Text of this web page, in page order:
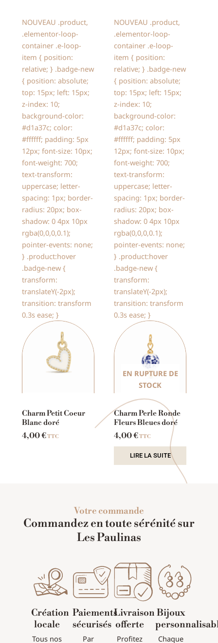
NOUVEAU .product,
.elementor-loop-
container .e-loop-
item { position:
relative; } .badge-new
{ position: absolute;
top: 15px; left: 15px;
z-index: 10;
background-color:
#d1a37c; color:
#ffffff; padding: 5px
12px; font-size: 10px;
font-weight: 700;
text-transform:
uppercase; letter-
spacing: 1px; border-
radius: 20px; box-
shadow: 0 4px 10px
rgba(0,0,0,0.1);
pointer-events: none;
} .product:hover
.badge-new {
transform:
translateY(-2px);
transition: transform
0.3s ease; }
Charm Petit Coeur
Blanc doré
4,00€TTC
NOUVEAU .product,
.elementor-loop-
container .e-loop-
item { position:
relative; } .badge-new
{ position: absolute;
top: 15px; left: 15px;
z-index: 10;
background-color:
#d1a37c; color:
#ffffff; padding: 5px
12px; font-size: 10px;
font-weight: 700;
text-transform:
uppercase; letter-
spacing: 1px; border-
radius: 20px; box-
shadow: 0 4px 10px
rgba(0,0,0,0.1);
pointer-events: none;
} .product:hover
.badge-new {
transform:
translateY(-2px);
transition: transform
0.3s ease; }
EN RUPTURE DE
STOCK
Charm Perle Ronde
Fleurs Bleues doré
4,00€TTC
LIRE LA SUITE
Votre commande
Commandez en toute sérénité sur
Les Paulinas
Création
locale
Tous nos
Paiements
sécurisés
Par
Livraison
offerte
Profitez
Bijoux
Chaque